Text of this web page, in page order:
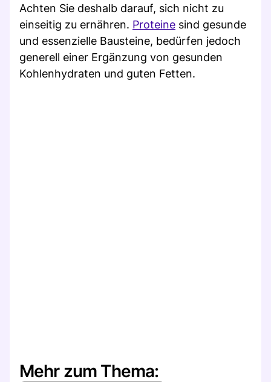
Achten Sie deshalb darauf, sich nicht zu
einseitig zu ernähren. Proteine sind gesunde
und essenzielle Bausteine, bedürfen jedoch
generell einer Ergänzung von gesunden
Kohlenhydraten und guten Fetten.
Mehr zum Thema: